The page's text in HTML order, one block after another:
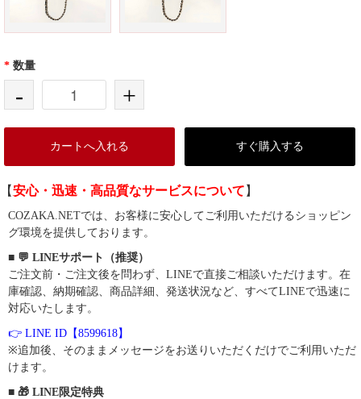
* 数量
- +
カートへ入れる すぐ購入する
【安心・迅速・高品質なサービスについて 】
COZAKA.NETでは、お客様に安心してご利用いただけるショッピン
グ環境を提供しております。
■ 💬 LINEサポート（推奨）
ご注文前・ご注文後を問わず、LINEで直接ご相談いただけます。在
庫確認、納期確認、商品詳細、発送状況など、すべてLINEで迅速に
対応いたします。
👉 LINE ID【8599618】
※追加後、そのままメッセージをお送りいただくだけでご利用いただ
けます。
■ 🎁 LINE限定特典